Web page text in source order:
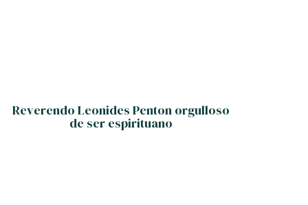
Reverendo Leonides Penton orgulloso
de ser espirituano